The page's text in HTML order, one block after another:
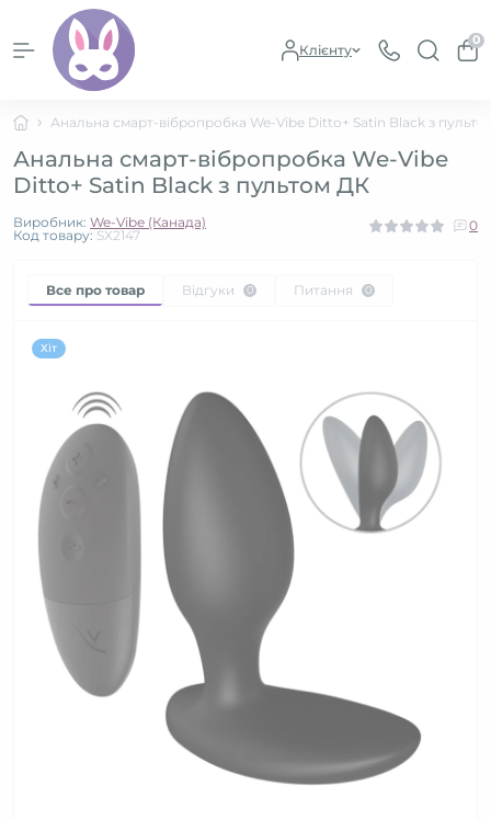
Клієнту
0
Анальна смарт-вібропробка We-Vibe Ditto+ Satin Black з
Анальна смарт-вібропробка We-Vibe
Ditto+ Satin Black з пультом ДК
Виробник: We-Vibe (Канада)
Код товару: SX2147
0
Все про товар Відгуки 0 Питання 0
Хіт